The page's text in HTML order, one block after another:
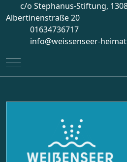
c/o Stephanus-Stiftung,
Albertinenstraße 20
01634736717
info@weissenseer-
Mobile Menu Toggle